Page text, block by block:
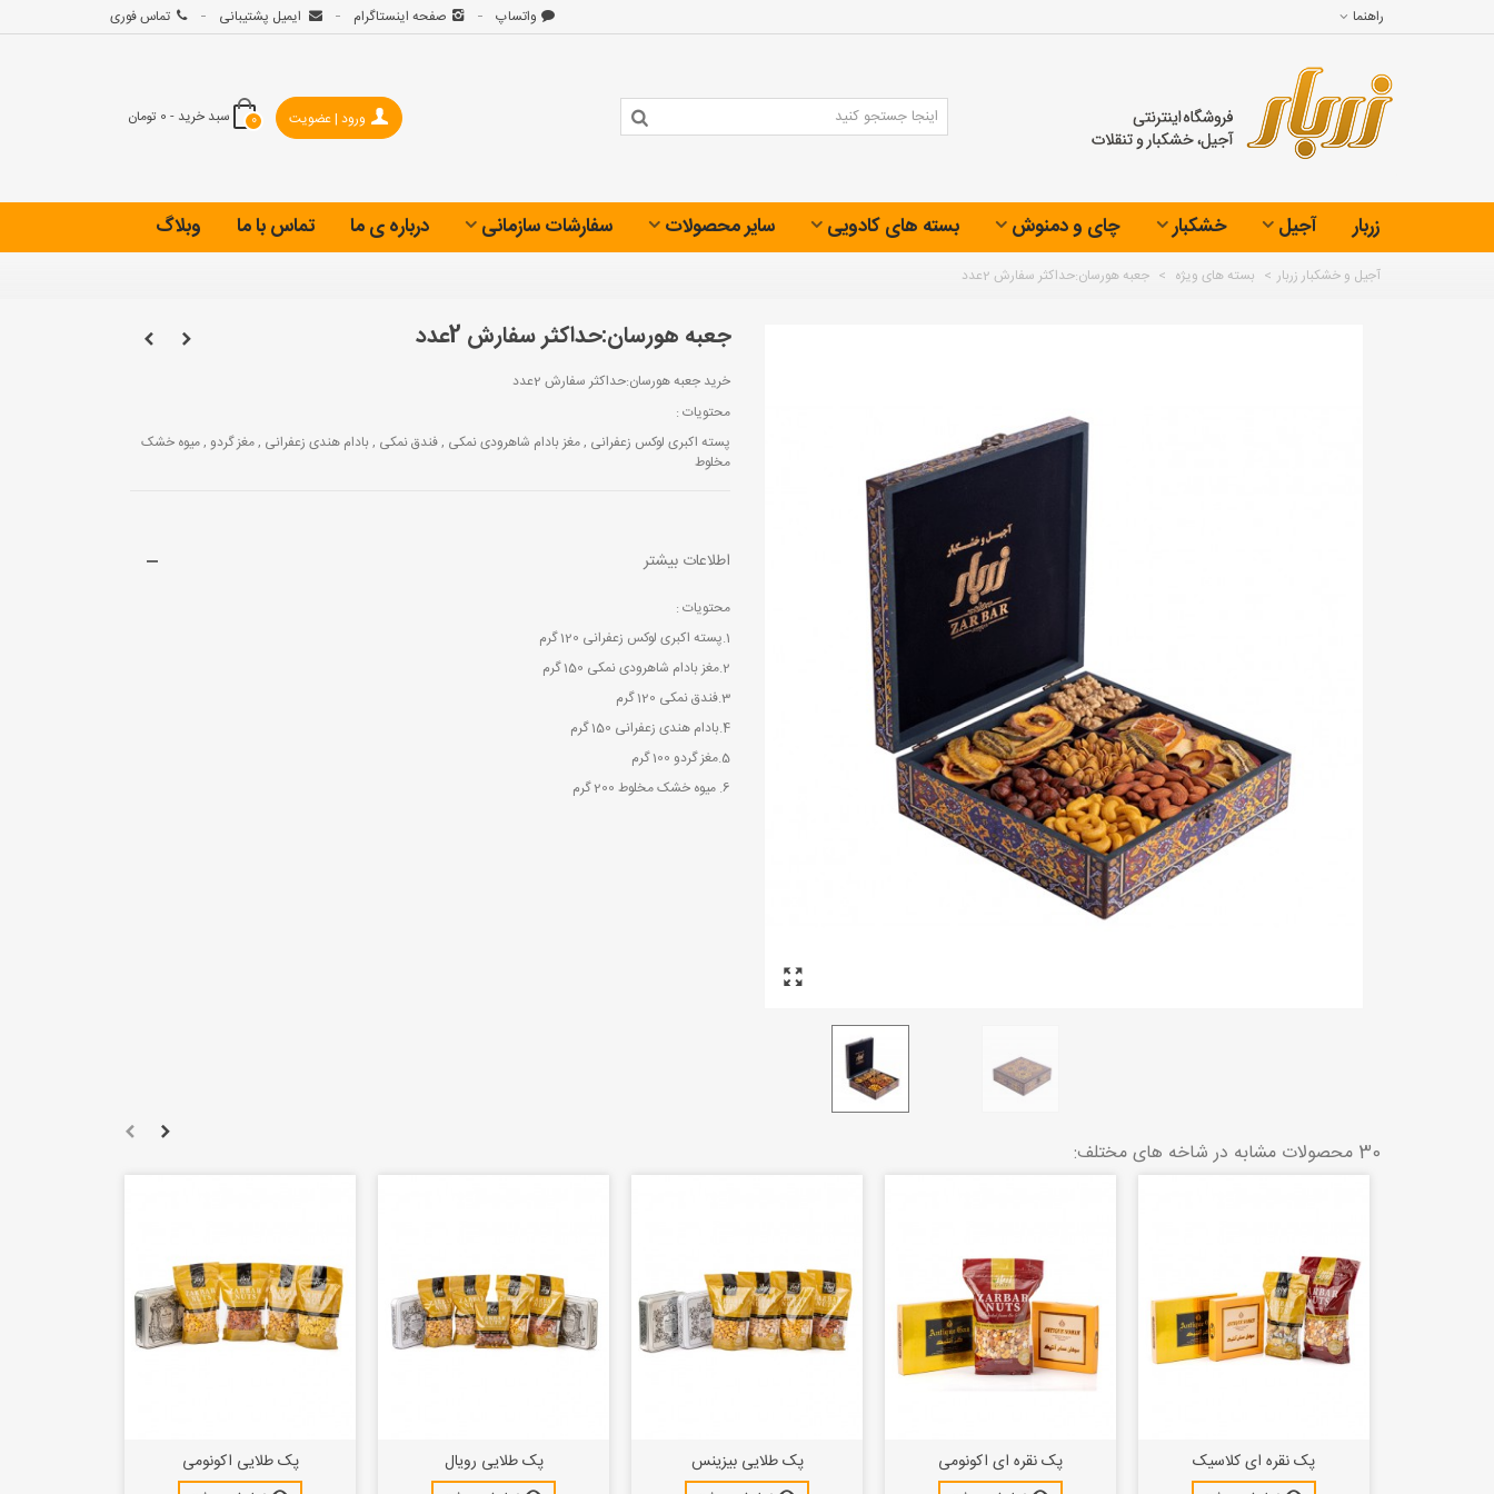
راهنما واتساپ صفحه اینستاگرام ایمیل پشتیبانی تماس فوری
0 سبد خرید - 0 تومان ورود | عضویت
زربار آجیل خشکبار چای و دمنوش بسته های کادویی سایر محصولات سفارشات سازمانی درباره ی ما تماس با ما وبلاگ
آجیل و خشکبار زربار > بسته های ویژه > جعبه هورسان:حداکثر سفارش 2عدد
جعبه هورسان:حداکثر سفارش 2عدد
خرید جعبه هورسان:حداکثر سفارش 2عدد
محتویات :
پسته اکبری لوکس زعفرانی , مغز بادام شاهرودی نمکی , فندق نمکی , بادام هندی زعفرانی , مغز گردو , میوه خشک
مخلوط
اطلاعات بیشتر
محتویات :
1.پسته اکبری لوکس زعفرانی 120 گرم
2.مغز بادام شاهرودی نمکی 150 گرم
3.فندق نمکی 120 گرم
4.بادام هندی زعفرانی 150 گرم
5.مغز گردو 100 گرم
6. میوه خشک مخلوط 200 گرم
30 محصولات مشابه در شاخه های مختلف:
پک طلایی اکونومی
پک طلایی رویال
پک طلایی بیزینس
پک نقره ای اکونومی
پک نقره ای کلاسیک